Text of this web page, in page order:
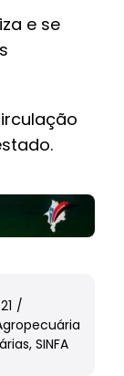
e se
/
, SINFA